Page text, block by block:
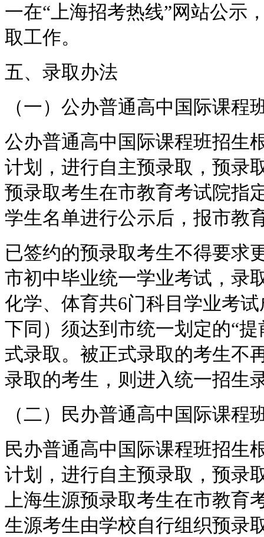
一在“上海招考热线”网站公示
取工作。
五、录取办法
（一）公办普通高中国际课程
公办普通高中国际课程班招生
计划，进行自主预录取，预录
预录取考生在市教育考试院指
学生名单进行公示后，报市教
已签约的预录取考生不得要求
市初中毕业统一学业考试，录
化学、体育共6门科目学业考
下同）须达到市统一划定的“
式录取。被正式录取的考生不
录取的考生，则进入统一招生
（二）民办普通高中国际课程
民办普通高中国际课程班招生
计划，进行自主预录取，预录
上海生源预录取考生在市教育
生源考生由学校自行组织预录